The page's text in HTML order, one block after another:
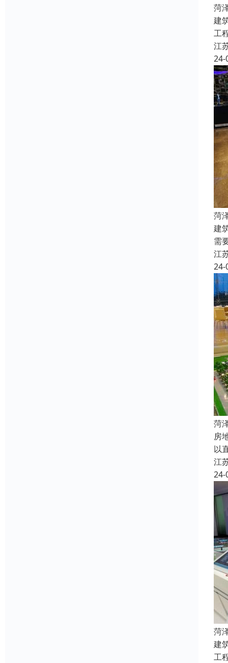
菏
建
工
江
24-
菏
建
需
江
24-
菏
房
以
江
24-
菏
建
工